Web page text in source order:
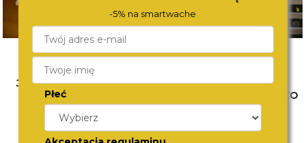
JAK ŁĄCZYĆ BIŻUTERIĘ?
POZNAJ SPOSOBY NA
MODNE STYLIZACJE
CZYTAJ WIĘCEJ
WYBÓR PIERWSZEGO
ZEGARKA DLA DZIECKA. CO
WZIĄĆ POD UWAGĘ?
CZYTAJ WIĘCEJ
-5% na smartwache
Płeć